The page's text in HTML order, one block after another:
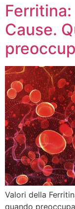
Cause.
Valori della
quando